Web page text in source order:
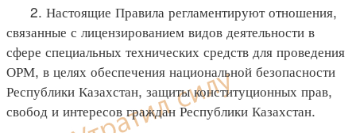
2. Настоящие Правила регламентируют отношения,
связанные с лицензированием видов деятельности в
сфере специальных технических средств для проведения
ОРМ, в целях обеспечения национальной безопасности
Республики Казахстан, защиты конституционных прав,
свобод и интересов граждан Республики Казахстан.